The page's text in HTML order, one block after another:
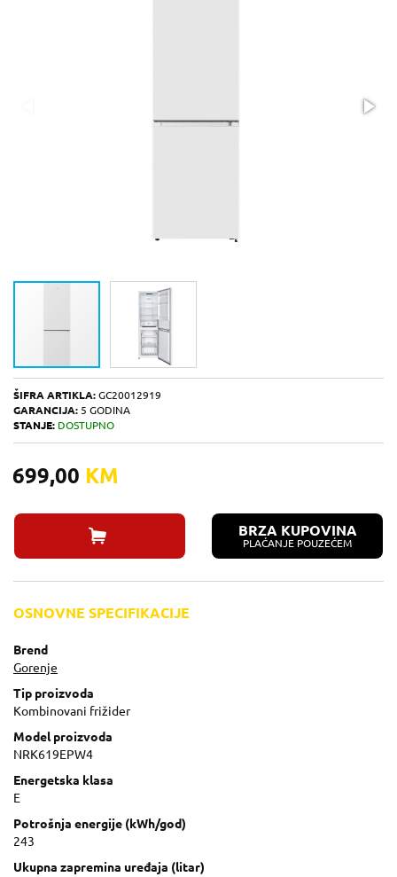
ŠIFRA ARTIKLA: GC20012919
GARANCIJA: 5 GODINA
STANJE: DOSTUPNO
699,00 KM
BRZA KUPOVINA
PLAĆANJE POUZEĆEM
OSNOVNE SPECIFIKACIJE
Brend
Gorenje
Tip proizvoda
Kombinovani frižider
Model proizvoda
NRK619EPW4
Energetska klasa
E
Potrošnja energije (kWh/god)
243
Ukupna zapremina uređaja (litar)